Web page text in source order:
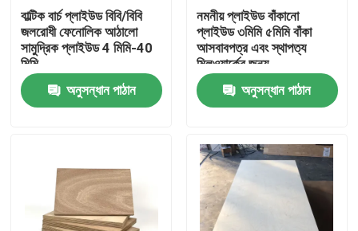
ভিডিও
বাল্টিক বার্চ প্লাইউড বিবি/বিবি
জলরোধী ফেনোলিক আঠালো
সামুদ্রিক প্লাইউড 4 মিমি-40
মিমি
অনুসন্ধান পাঠান
নমনীয় প্লাইউড বাঁকানো
প্লাইউড ৩মিমি ৫মিমি বাঁকা
আসবাবপত্র এবং স্থাপত্য
মিলওয়ার্কের জন্য
অনুসন্ধান পাঠান